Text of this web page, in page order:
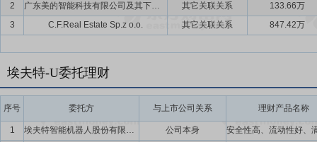
2
广东美的智能科技有限公司及其下属企业 其它关联关系
133.66万
3
C.F.Real Estate Sp.z o.o. 其它关联关系 847.42万
埃夫特-U委托理财
序号 委托方 与上市公司关系 理财产品名称
1 埃夫特智能机器人股份有限公司
公司本身